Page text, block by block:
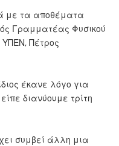
με τα αποθέματα
Γραμματέας Φυσικού
Πέτρος
έκανε λόγο για
διανύουμε τρίτη
συμβεί άλλη μια